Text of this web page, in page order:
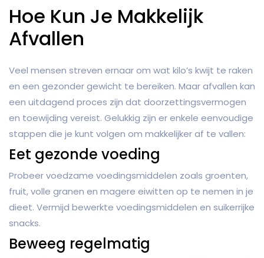
Hoe Kun Je Makkelijk
Afvallen
Veel mensen streven ernaar om wat kilo’s kwijt te raken
en een gezonder gewicht te bereiken. Maar afvallen kan
een uitdagend proces zijn dat doorzettingsvermogen
en toewijding vereist. Gelukkig zijn er enkele eenvoudige
stappen die je kunt volgen om makkelijker af te vallen:
Eet gezonde voeding
Probeer voedzame voedingsmiddelen zoals groenten,
fruit, volle granen en magere eiwitten op te nemen in je
dieet. Vermijd bewerkte voedingsmiddelen en suikerrijke
snacks.
Beweeg regelmatig